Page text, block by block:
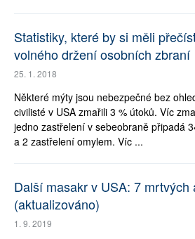
Statistiky, které by si měli
volného držení osobních zbraní
25. 1. 2018
Některé mýty jsou nebezpečné bez
civilisté v USA zmařili 3 % útoků. Víc
jedno zastřelení v sebeobraně připadá
a 2 zastřelení omylem. Víc ...
Další masakr v USA: 7 mrtvých
(aktualizováno)
1. 9. 2019